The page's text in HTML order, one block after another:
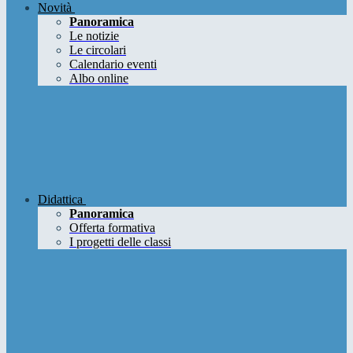
Novità
Panoramica
Le notizie
Le circolari
Calendario eventi
Albo online
Didattica
Panoramica
Offerta formativa
I progetti delle classi